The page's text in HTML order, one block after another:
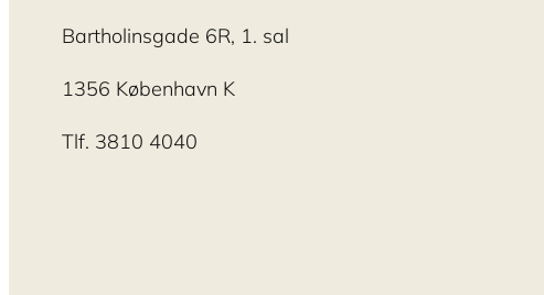
Bartholinsgade 6R, 1. sal
1356 København K
Tlf. 3810 4040